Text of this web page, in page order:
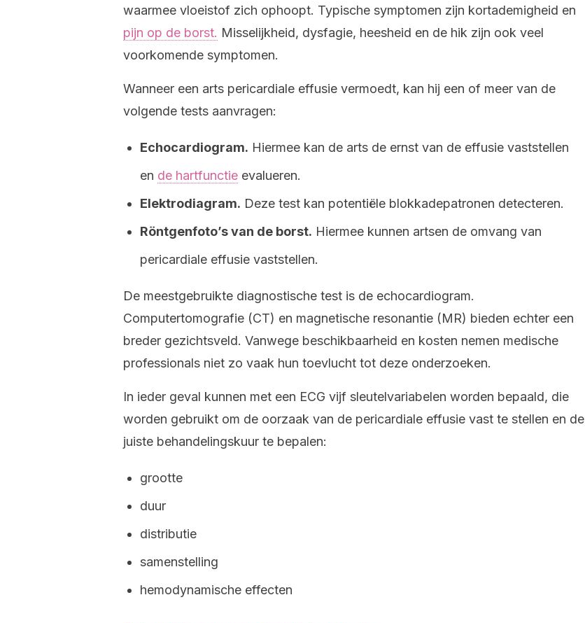
waarmee vloeistof zich ophoopt. Typische symptomen zijn kortademigheid en
pijn op de borst. Misselijkheid, dysfagie, heesheid en de hik zijn ook veel
voorkomende symptomen.
Wanneer een arts pericardiale effusie vermoedt, kan hij een of meer van de
volgende tests aanvragen:
Echocardiogram. Hiermee kan de arts de ernst van de effusie vaststellen
en de hartfunctie evalueren.
Elektrodiagram. Deze test kan potentiële blokkadepatronen detecteren.
Röntgenfoto’s van de borst. Hiermee kunnen artsen de omvang van
pericardiale effusie vaststellen.
De meestgebruikte diagnostische test is de echocardiogram.
Computertomografie (CT) en magnetische resonantie (MR) bieden echter een
breder gezichtsveld. Vanwege beschikbaarheid en kosten nemen medische
professionals niet zo vaak hun toevlucht tot deze onderzoeken.
In ieder geval kunnen met een ECG vijf sleutelvariabelen worden bepaald, die
worden gebruikt om de oorzaak van de pericardiale effusie vast te stellen en de
juiste behandelingskuur te bepalen:
grootte
duur
distributie
samenstelling
hemodynamische effecten